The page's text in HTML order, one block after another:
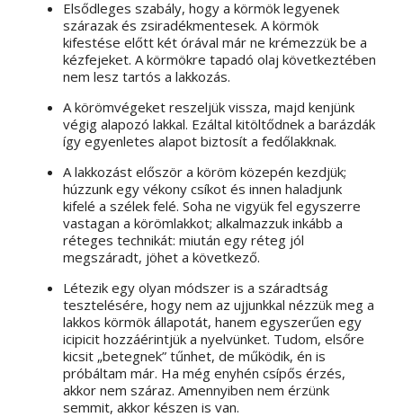
Elsődleges szabály, hogy a körmök legyenek
szárazak és zsiradékmentesek. A körmök
kifestése előtt két órával már ne krémezzük be a
kézfejeket. A körmökre tapadó olaj következtében
nem lesz tartós a lakkozás.
A körömvégeket reszeljük vissza, majd kenjünk
végig alapozó lakkal. Ezáltal kitöltődnek a barázdák
így egyenletes alapot biztosít a fedőlakknak.
A lakkozást először a köröm közepén kezdjük;
húzzunk egy vékony csíkot és innen haladjunk
kifelé a szélek felé. Soha ne vigyük fel egyszerre
vastagan a körömlakkot; alkalmazzuk inkább a
réteges technikát: miután egy réteg jól
megszáradt, jöhet a következő.
Létezik egy olyan módszer is a száradtság
tesztelésére, hogy nem az ujjunkkal nézzük meg a
lakkos körmök állapotát, hanem egyszerűen egy
icipicit hozzáérintjük a nyelvünket. Tudom, elsőre
kicsit „betegnek” tűnhet, de működik, én is
próbáltam már. Ha még enyhén csípős érzés,
akkor nem száraz. Amennyiben nem érzünk
semmit, akkor készen is van.